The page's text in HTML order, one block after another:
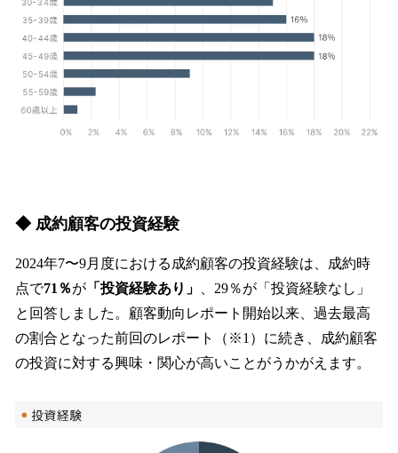
◆ 成約顧客の投資経験
2024年7〜9月度における成約顧客の投資経験は、成約時
点で71％が 「投資経験あり」
、29％が「投資経験なし」
と回答しました。顧客動向レポート開始以来、過去最高
の割合となった前回のレポート（※1）に続き、成約顧客
の投資に対する興味・関心が高いことがうかがえます。